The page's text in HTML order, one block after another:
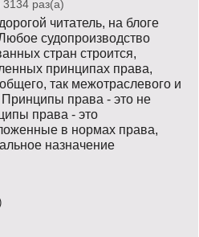
раз(a)
читатель, на блоге
судопроизводство
стран строится,
принципах права,
так межотраслевого и
Принципы права - это не
права - это
в нормах права,
назначение